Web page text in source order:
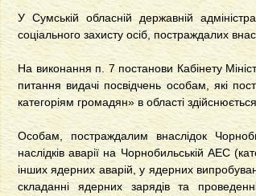
У Сумській обласній державній
соціального захисту осіб, постраждалих
На виконання п. 7 постанови Кабінету
питання видачі посвідчень особам, які
категоріям громадян» в області
Особам, постраждалим внаслідок
наслідків аварії на Чорнобильській АЕС
інших ядерних аварій, у ядерних
складанні ядерних зарядів та